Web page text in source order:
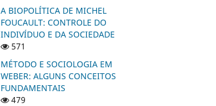
A BIOPOLÍTICA DE MICHEL
FOUCAULT: CONTROLE DO
INDIVÍDUO E DA SOCIEDADE
571
MÉTODO E SOCIOLOGIA EM
WEBER: ALGUNS CONCEITOS
FUNDAMENTAIS
479